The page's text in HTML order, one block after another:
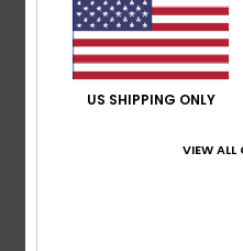
Mostrar original - Francês
Conforto: 5/5 Relação
Tamanho perfeitoMaterial: 5
Eu recomendo este produto
US SHIPPING ONLY
VIEW ALL